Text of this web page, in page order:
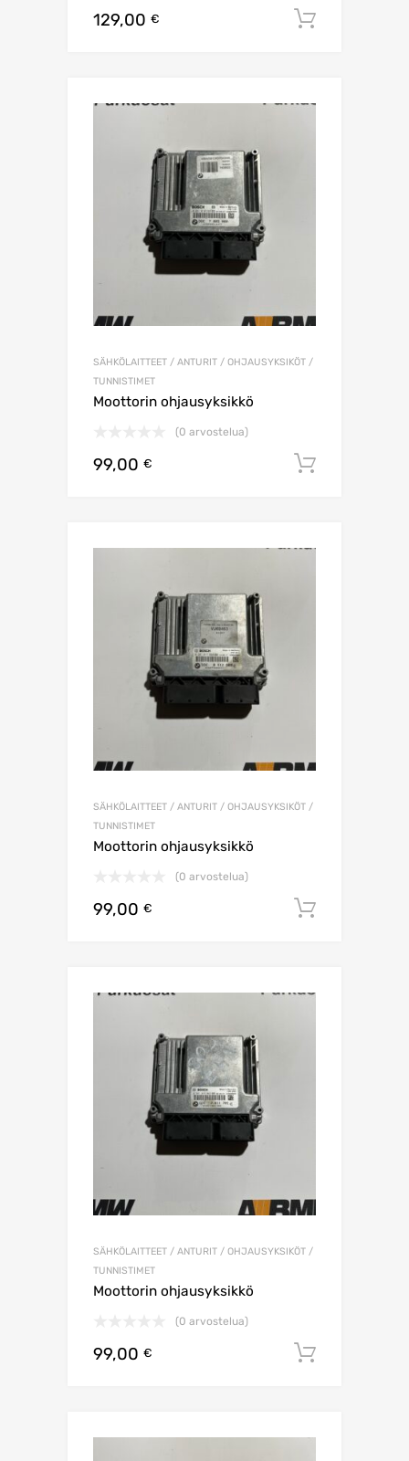
129,00 €
SÄHKÖLAITTEET / ANTURIT / OHJAUSYKSIKÖT /
TUNNISTIMET
Moottorin ohjausyksikkö
(0 arvostelua)
99,00 €
SÄHKÖLAITTEET / ANTURIT / OHJAUSYKSIKÖT /
TUNNISTIMET
Moottorin ohjausyksikkö
(0 arvostelua)
99,00 €
SÄHKÖLAITTEET / ANTURIT / OHJAUSYKSIKÖT /
TUNNISTIMET
Moottorin ohjausyksikkö
(0 arvostelua)
99,00 €